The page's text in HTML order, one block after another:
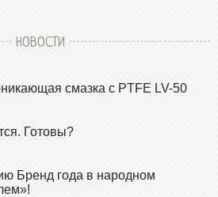
НОВОСТИ
смазка с PTFE LV-50
Готовы?
Бренд года в народном